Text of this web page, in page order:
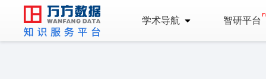
学术导航 智研平台